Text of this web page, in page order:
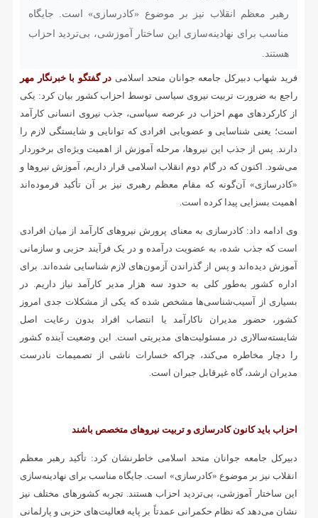
رهبر معظم انقلاب نیز بر موضوع «کادرسازی» است. جایگاه
مناسب برای نهادینه‌سازی این ساختار آموزشی، بی‌تردید احزاب
هستند.
فرید شهاب دبیرکل جامعه جوانان متحد اسلامی در گفتگو با خبرنگار مهر
راجع به ضرورت تربیت نیروی سیاسی توسط احزاب کشور بیان کرد: یکی
از کارکردهای مهم احزاب در عرصه سیاسی، جذب نیروی انسانی کارآمد
است؛ یعنی شناسایی و عضویابی افرادی که توانایی و شایستگی لازم را
دارند. پس از جذب این نیروها، مرحله آموزش از اهمیت ویژه‌ای برخوردار
می‌شود. اکنون که در گام دوم انقلاب اسلامی قرار داریم، آموزش نیروها و
«کادرسازی» آن‌گونه که مقام معظم رهبری نیز بر آن تأکید فرموده‌اند
اهمیت بسزایی پیدا کرده است.
وی ادامه داد: کادرسازی به معنای پرورش نیروهای کارآمد از میان افرادی
است که جذب شده، به عضویت درآمده و در یک فرآیند حزبی و سازمانی
آموزش دیده‌اند و پس از گذراندن آزمون‌های لازم شناسایی شده‌اند. برای
اداره کشور به‌طور کلی به حدود سه هزار مدیر کارآمد نیاز داریم. در
بسیاری از آسیب‌شناسی‌ها مشخص شده که یکی از مشکلات جدی امروز
کشور، حضور مدیران ناکارآمد یا انتصاب افراد بدون رعایت اصل
شایسته‌سالاری در مسئولیت‌های مدیریتی است. این وضعیت آینده کشور
را دچار مخاطره می‌کند، چراکه خسارات ناشی از تصمیمات نادرست
مدیران ارشد، گاه غیرقابل جبران است.
احزاب باید کانون کادرسازی و تربیت نیروهای متخصص باشند
دبیرکل جامعه جوانان متحد اسلامی خاطرنشان کرد: تأکید رهبر معظم
انقلاب نیز بر موضوع «کادرسازی» است. جایگاه مناسب برای نهادینه‌سازی
این ساختار آموزشی، بی‌تردید احزاب هستند. تجربه کشورهای مختلف نیز
نشان می‌دهد که نظام حکمرانی عمدتاً بر پایه فعالیت‌های حزبی و پارلمانی